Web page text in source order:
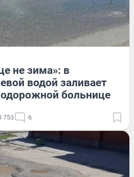
не зима»: в
водой заливает
больнице
753 6